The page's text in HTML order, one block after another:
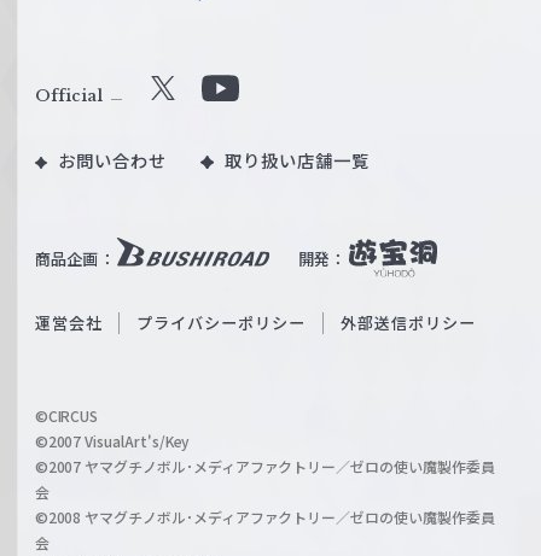
ル
W
ß
c
a
r
z
商品企画： 開発：
Official X
u
b
O
i
l
お問い合わせ 取り扱い店舗一覧
運営会社 プライバシーポリシー 外部送信ポリシー
©CIRCUS
©2007 VisualArt's/Key
©2007 ヤマグチノボル･メディアファクトリー／ゼロの使い魔製作委員
会
©2008 ヤマグチノボル･メディアファクトリー／ゼロの使い魔製作委員
会